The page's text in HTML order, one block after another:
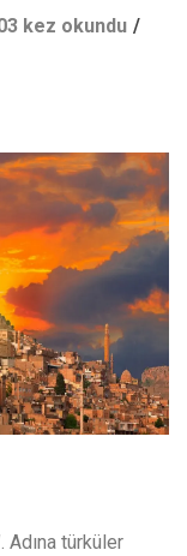
kez okundu
Adına türküler